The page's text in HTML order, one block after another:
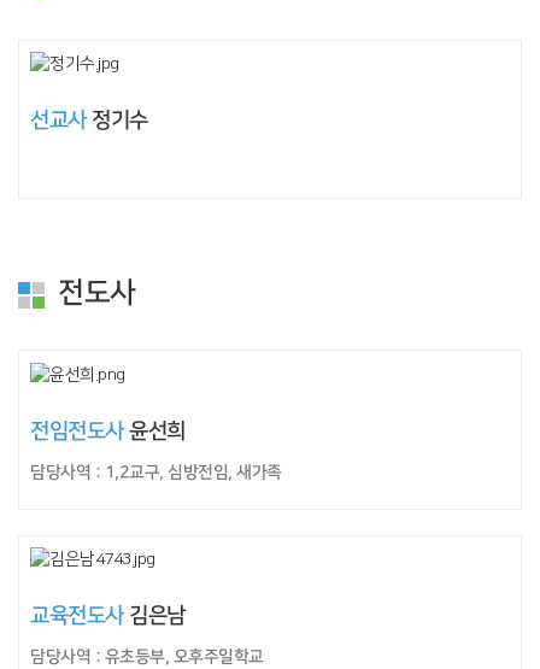
선교사 정기수
전도사
전임전도사 윤선희
담당사역 : 1,2교구, 심방전임, 새가족
교육전도사 김은남
담당사역 : 유초등부, 오후주일학교